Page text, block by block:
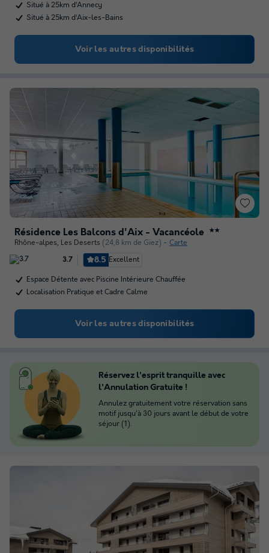
Situé à 25km d’Annecy
Situé à 25km d’Aix-les-Bains
Voir les autres disponibilités
Résidence Les Balcons d'Aix - Vacancéole ★★
Rhône-alpes, Les Deserts (24,8 km de Giez) Carte
3.7 8.5 Excellent
Espace Détente avec Piscine Intérieure Chauffée
Localisation Pratique et Cadre Calme
Voir les autres disponibilités
Réservez l'esprit tranquille avec
l'Annulation Gratuite !
Annulez gratuitement votre réservation sans
motif jusqu'à 30 jours avant le début de votre
séjour (1).